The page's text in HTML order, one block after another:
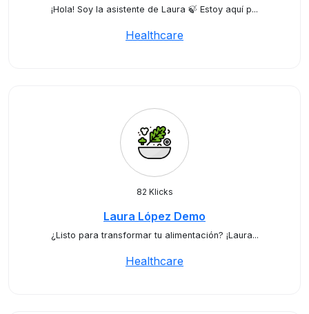
¡Hola! Soy la asistente de Laura 🍃 Estoy aquí p...
Healthcare
82 Klicks
Laura López Demo
¿Listo para transformar tu alimentación? ¡Laura...
Healthcare